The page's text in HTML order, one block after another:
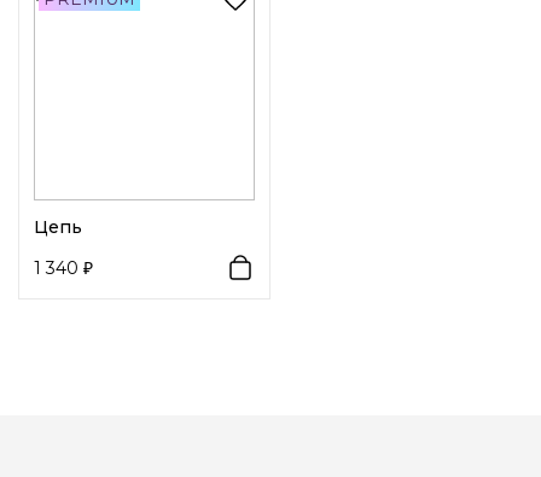
полированных материалов, благодаря чему прослужит
Цепь
1 340